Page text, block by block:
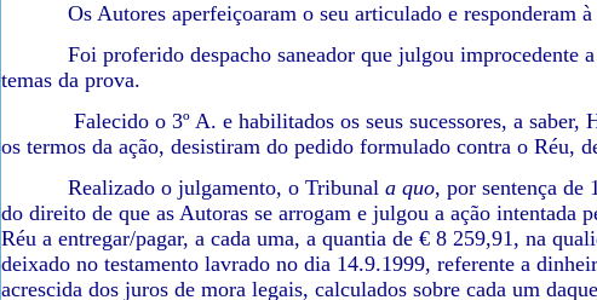
Os Autores aperfeiçoaram o seu articulado e responderam à
Foi proferido despacho saneador que julgou improcedente a
temas da prova.
Falecido o 3º A. e habilitados os seus sucessores, a saber,
os termos da ação, desistiram do pedido formulado contra o Réu,
Realizado o julgamento, o Tribunal a quo, por sentença de
do direito de que as Autoras se arrogam e julgou a ação intentada
Réu a entregar/pagar, a cada uma, a quantia de € 8 259,91, na
deixado no testamento lavrado no dia 14.9.1999, referente a
acrescida dos juros de mora legais, calculados sobre cada um